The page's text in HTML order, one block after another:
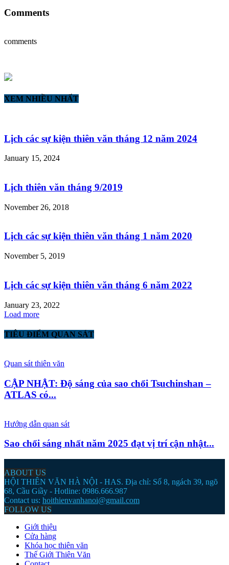
Comments
comments
XEM NHIỀU NHẤT
Lịch các sự kiện thiên văn tháng 12 năm 2024
January 15, 2024
Lịch thiên văn tháng 9/2019
November 26, 2018
Lịch các sự kiện thiên văn tháng 1 năm 2020
November 5, 2019
Lịch các sự kiện thiên văn tháng 6 năm 2022
January 23, 2022
Load more
TIÊU ĐIỂM QUAN SÁT
Quan sát thiên văn
CẬP NHẬT: Độ sáng của sao chổi Tsuchinshan –
ATLAS có...
Hướng dẫn quan sát
Sao chổi sáng nhất năm 2025 đạt vị trí cận nhật...
ABOUT US
HỘI THIÊN VĂN HÀ NỘI - HAS. Địa chỉ: Số 8, ngách 39, ngõ
68, Cầu Giầy - Hotline: 0986.666.987
Contact us: hoithienvanhanoi@gmail.com
FOLLOW US
Giới thiệu
Cửa hàng
Khóa học thiên văn
Thế Giới Thiên Văn